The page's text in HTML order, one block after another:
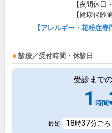
【夜間休日
【健康保険
【アレルギー・花粉症
診療／受付時間・休診日
受診まで
1 時間
最短 18時37分ごろ